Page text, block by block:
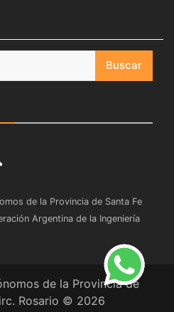
de la Provincia de Santa Fe
Argentina de la Ingeniería
de la Provincia de
Rosario © 2026